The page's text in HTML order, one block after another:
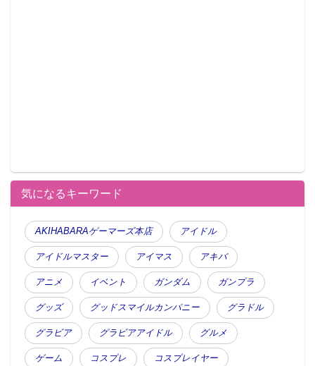
気になるキーワード
AKIHABARAゲーマーズ本店 アイドル
アイドルマスター アイマス アキバ
アニメ イベント ガンダム ガンプラ
グッズ グッドスマイルカンパニー グラドル
グラビア グラビアアイドル グルメ
ゲーム コスプレ コスプレイヤー